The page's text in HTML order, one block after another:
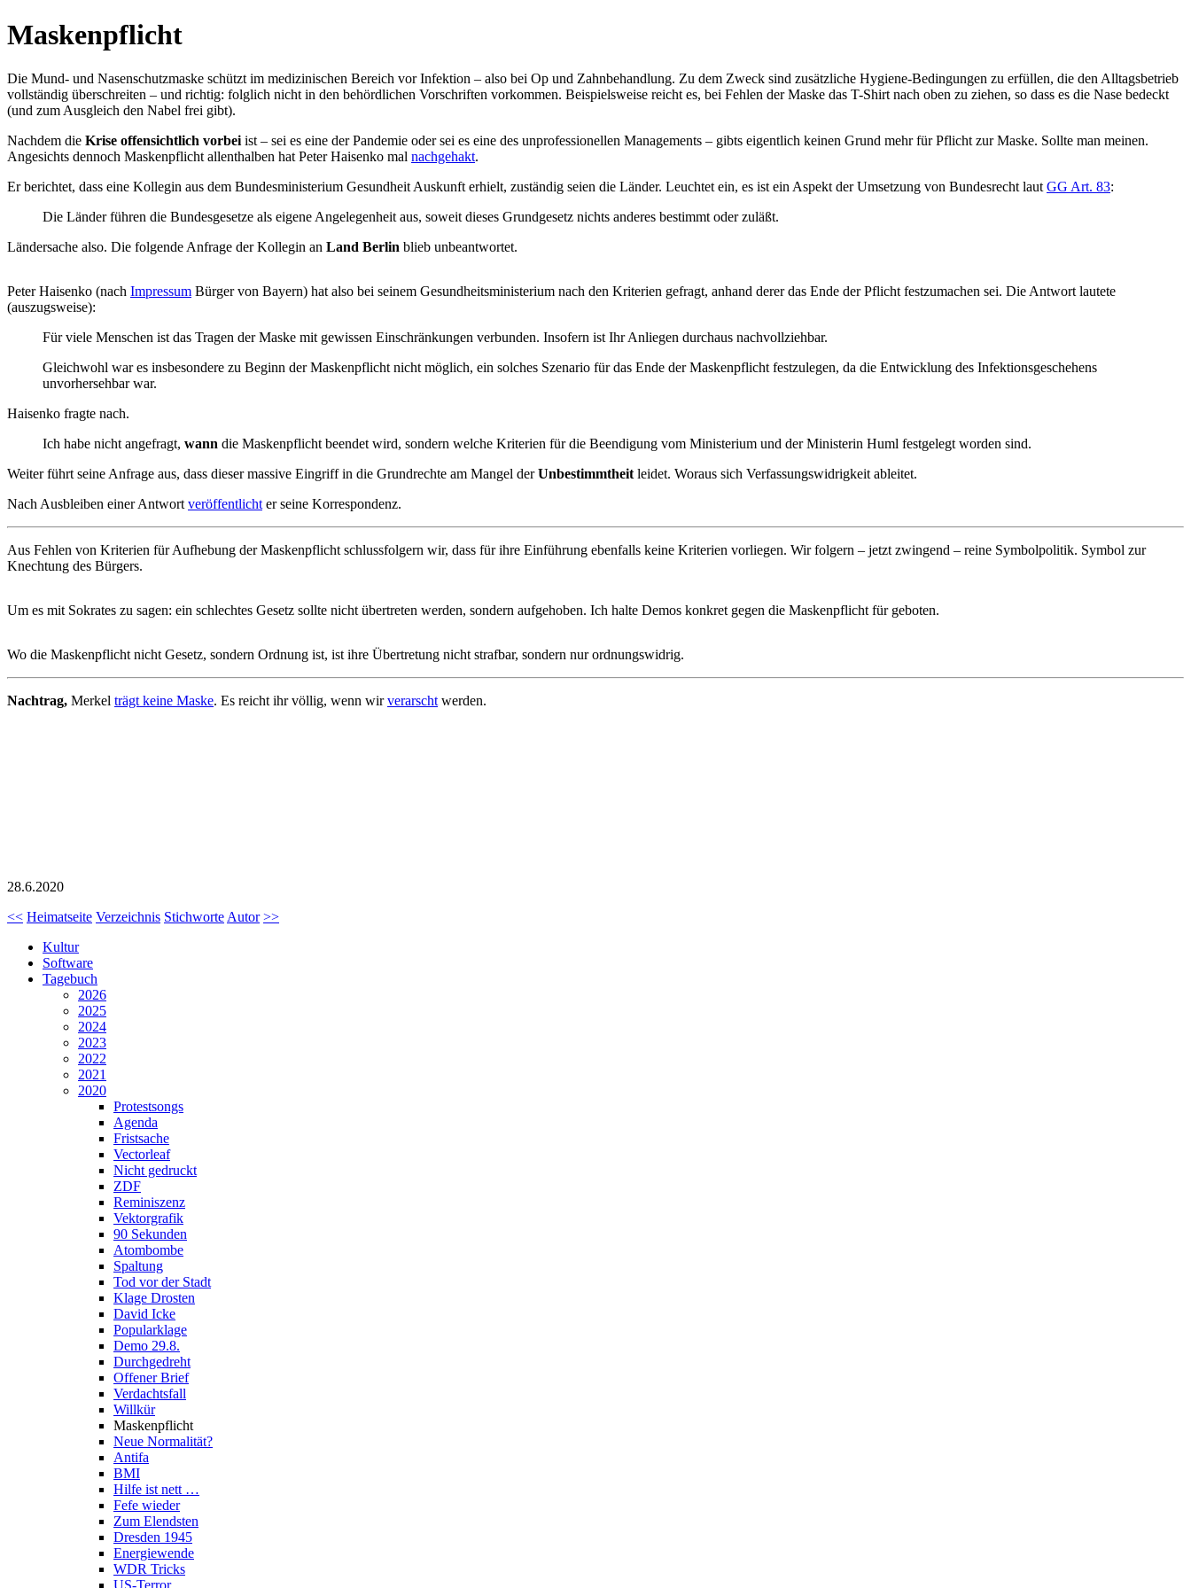
Maskenpflicht
Die Mund- und Nasenschutzmaske schützt im medizinischen Bereich vor Infektion – also bei Op und Zahnbehandlung. Zu dem Zweck sind zusätzliche Hygiene-Bedingungen zu erfüllen, die den Alltagsbetrieb
vollständig überschreiten – und richtig: folglich nicht in den behördlichen Vorschriften vorkommen. Beispielsweise reicht es, bei Fehlen der Maske das T-Shirt nach oben zu ziehen, so dass es die Nase bedeckt
(und zum Ausgleich den Nabel frei gibt).
Nachdem die Krise offensichtlich vorbei ist – sei es eine der Pandemie oder sei es eine des unprofessionellen Managements – gibts eigentlich keinen Grund mehr für Pflicht zur Maske. Sollte man meinen.
Angesichts dennoch Maskenpflicht allenthalben hat Peter Haisenko mal nachgehakt.
Er berichtet, dass eine Kollegin aus dem Bundesministerium Gesundheit Auskunft erhielt, zuständig seien die Länder. Leuchtet ein, es ist ein Aspekt der Umsetzung von Bundesrecht laut GG Art. 83:
Die Länder führen die Bundesgesetze als eigene Angelegenheit aus, soweit dieses Grundgesetz nichts anderes bestimmt oder zuläßt.
Ländersache also. Die folgende Anfrage der Kollegin an Land Berlin blieb unbeantwortet.
Peter Haisenko (nach Impressum Bürger von Bayern) hat also bei seinem Gesundheitsministerium nach den Kriterien gefragt, anhand derer das Ende der Pflicht festzumachen sei. Die Antwort lautete
(auszugsweise):
Für viele Menschen ist das Tragen der Maske mit gewissen Einschränkungen verbunden. Insofern ist Ihr Anliegen durchaus nachvollziehbar.
Gleichwohl war es insbesondere zu Beginn der Maskenpflicht nicht möglich, ein solches Szenario für das Ende der Maskenpflicht festzulegen, da die Entwicklung des Infektionsgeschehens
unvorhersehbar war.
Haisenko fragte nach.
Ich habe nicht angefragt, wann die Maskenpflicht beendet wird, sondern welche Kriterien für die Beendigung vom Ministerium und der Ministerin Huml festgelegt worden sind.
Weiter führt seine Anfrage aus, dass dieser massive Eingriff in die Grundrechte am Mangel derUnbestimmtheit leidet. Woraus sich Verfassungswidrigkeit ableitet.
Nach Ausbleiben einer Antwort veröffentlicht er seine Korrespondenz.
Aus Fehlen von Kriterien für Aufhebung der Maskenpflicht schlussfolgern wir, dass für ihre Einführung ebenfalls keine Kriterien vorliegen. Wir folgern – jetzt zwingend – reine Symbolpolitik. Symbol zur
Knechtung des Bürgers.
Um es mit Sokrates zu sagen: ein schlechtes Gesetz sollte nicht übertreten werden, sondern aufgehoben. Ich halte Demos konkret gegen die Maskenpflicht für geboten.
Wo die Maskenpflicht nicht Gesetz, sondern Ordnung ist, ist ihre Übertretung nicht strafbar, sondern nur ordnungswidrig.
Nachtrag, Merkel trägt keine Maske. Es reicht ihr völlig, wenn wirverarscht werden.
28.6.2020
<< Heimatseite Verzeichnis Stichworte Autor >>
Kultur
Software
Tagebuch
2026
2025
2024
2023
2022
2021
2020
Protestsongs
Agenda
Fristsache
Vectorleaf
Nicht gedruckt
ZDF
Reminiszenz
Vektorgrafik
90 Sekunden
Atombombe
Spaltung
Tod vor der Stadt
Klage Drosten
David Icke
Popularklage
Demo 29.8.
Durchgedreht
Offener Brief
Verdachtsfall
Willkür
Maskenpflicht
Neue Normalität?
Antifa
BMI
Hilfe ist nett …
Fefe wieder
Zum Elendsten
Dresden 1945
Energiewende
WDR Tricks
US-Terror